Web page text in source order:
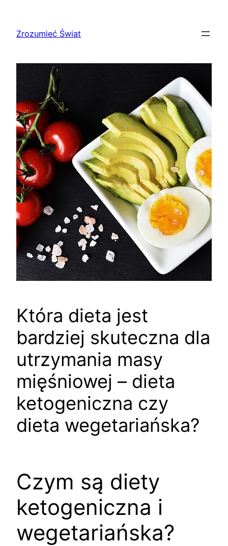
treściZrozumieć Świat
Która dieta jest
bardziej skuteczna dla
utrzymania masy
mięśniowej – dieta
ketogeniczna czy
dieta wegetariańska?
Czym są diety
ketogeniczna i
wegetariańska?